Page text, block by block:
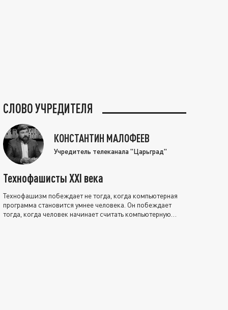
СЛОВО УЧРЕДИТЕЛЯ
КОНСТАНТИН МАЛОФЕЕВ
Учредитель телеканала "Царьград"
Технофашисты XXI века
Технофашизм побеждает не тогда, когда компьютерная
программа становится умнее человека. Он побеждает
тогда, когда человек начинает считать компьютерную